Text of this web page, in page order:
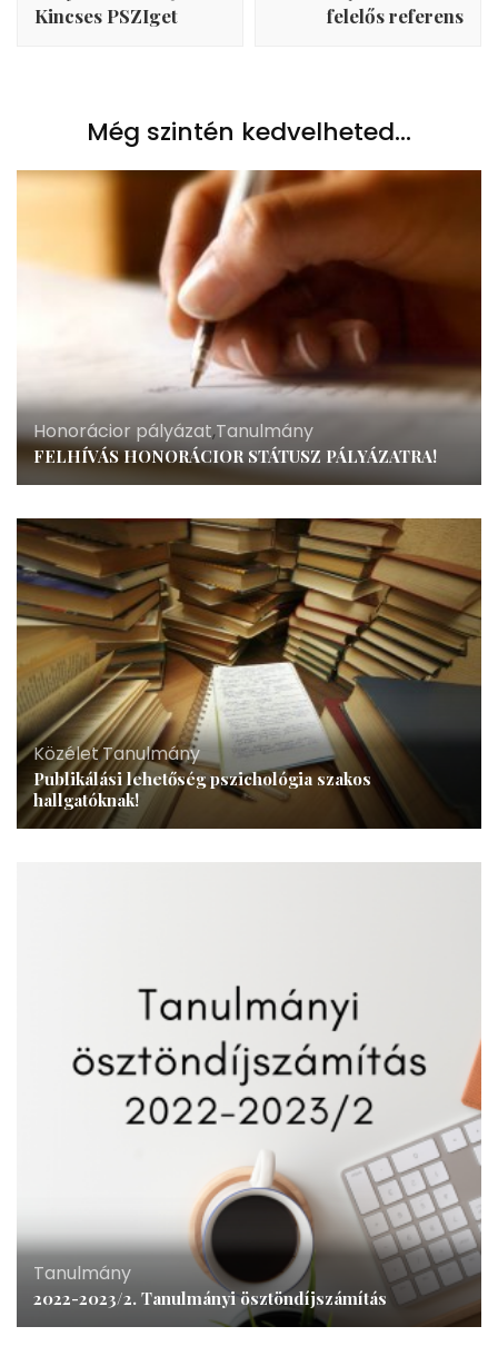
Kincses PSZIget
felelős referens
Még szintén kedvelheted...
Honorácior pályázat,Tanulmány
FELHÍVÁS HONORÁCIOR STÁTUSZ PÁLYÁZATRA!
Közélet,Tanulmány
Publikálási lehetőség pszichológia szakos
hallgatóknak!
Tanulmány
2022-2023/2. Tanulmányi ösztöndíjszámítás